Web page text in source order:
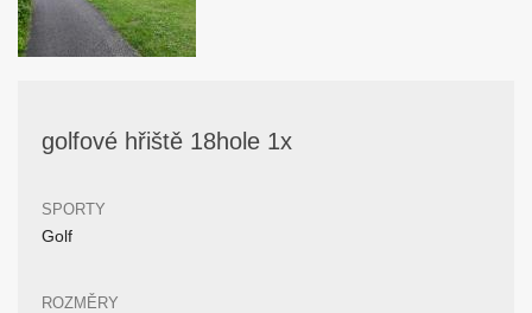
golfové hřiště 18hole 1x
SPORTY
Golf
ROZMĚRY